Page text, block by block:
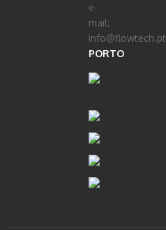
e-
mail:
info@flowtech.pt
PORTO